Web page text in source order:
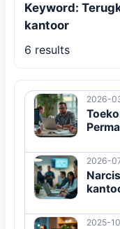
Keyword:
kantoor
6 results
2026-
2026-
2025-